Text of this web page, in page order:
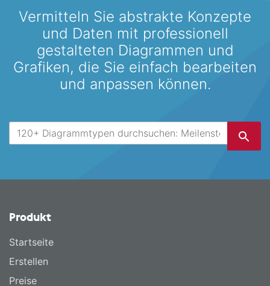
Vermitteln Sie abstrakte Konzepte
und Daten mit professionell
gestalteten Diagrammen und
Grafiken, die Sie einfach bearbeiten
und anpassen können.
Produkt
Startseite
Erstellen
Preise